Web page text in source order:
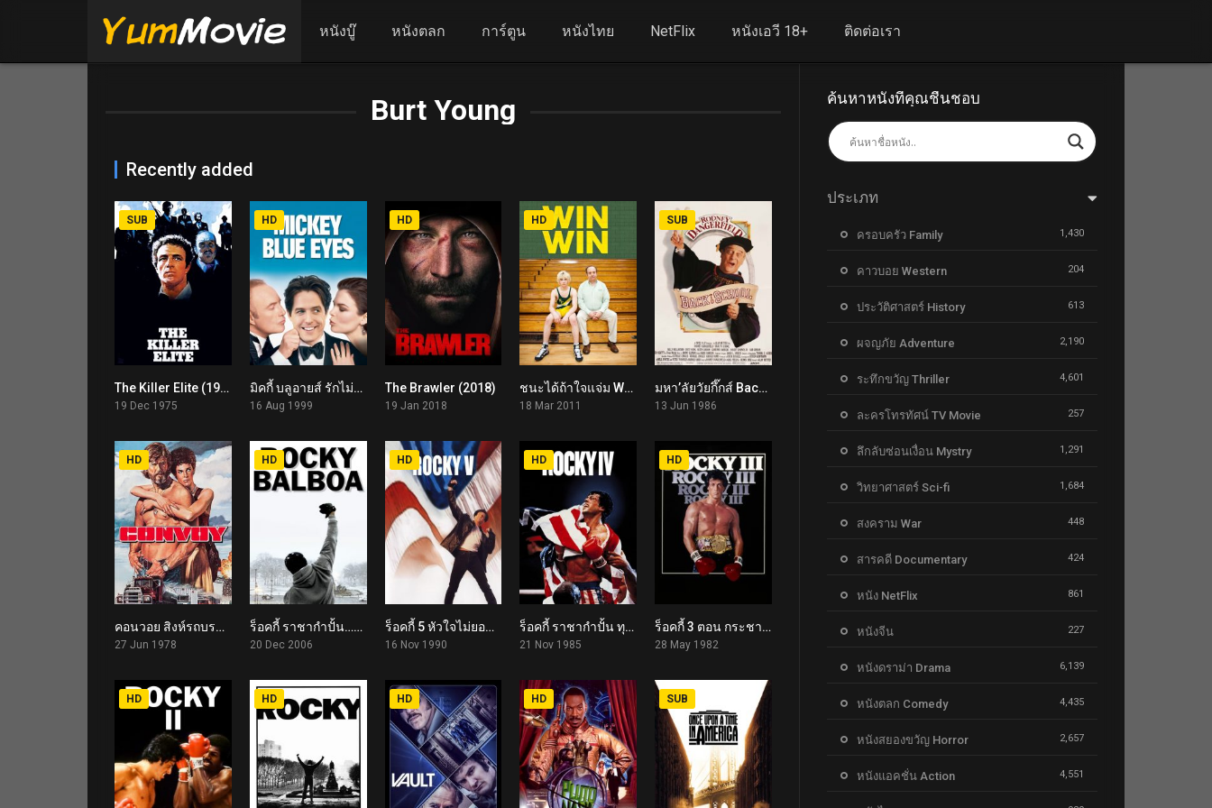
หนังบู๊ หนังตลก การ์ตูน หนังไทย NetFlix หนังเอวี 18+ ติดต่อเรา
Burt Young
Recently added
6
SUB
The Killer Elite (1975)
19 Dec 1975
0
HD
มิคกี้ บลูอายส์ รักไม่ต้องพัก… คนฉ่ำรัก Mickey Blue Eyes (1999)
16 Aug 1999
4.8
HD
The Brawler (2018)
19 Jan 2018
7.1
HD
ชนะได้ถ้าใจแจ่ม Win Win (2011)
18 Mar 2011
6.7
SUB
มหา’ลัยวัยกึ๊กส์ Back to School (1986)
13 Jun 1986
6.4
HD
คอนวอย สิงห์รถบรรทุก Convoy (1978)
27 Jun 1978
7.1
HD
ร็อคกี้ ราชากำปั้น…ทุบสังเวียน Rocky Balboa (2006)
20 Dec 2006
5.3
HD
ร็อคกี้ 5 หัวใจไม่ยอมสยบ Rocky V (1990)
16 Nov 1990
6.9
HD
ร็อคกี้ ราชากำปั้น ทุบสังเวียน ภาค 4 Rocky IV (1985)
21 Nov 1985
6.8
HD
ร็อคกี้ 3 ตอน กระชากมงกุฏ Rocky III (1982)
28 May 1982
HD HD HD HD SUB
ค้นหาหนังที่คุณชื่นชอบ
ประเภท
ครอบครัว Family 1,430
คาวบอย Western 204
ประวัติศาสตร์ History 613
ผจญภัย Adventure 2,190
ระทึกขวัญ Thriller 4,601
ละครโทรทัศน์ TV Movie 257
ลึกลับซ่อนเงื่อน Mystry 1,291
วิทยาศาสตร์ Sci-fi 1,684
สงคราม War 448
สารคดี Documentary 424
หนัง NetFlix 861
หนังจีน 227
หนังดราม่า Drama 6,139
หนังตลก Comedy 4,435
หนังสยองขวัญ Horror 2,657
หนังแอคชั่น Action 4,551